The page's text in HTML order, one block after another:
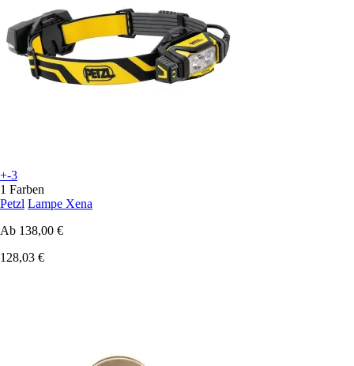
+-3
1 Farben
Petzl Lampe Xena
Ab 138,00 €
128,03 €